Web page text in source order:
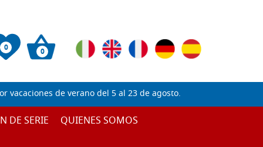
0 0
vacaciones de verano del 5 al 23 de agosto.
DE SERIE QUIENES SOMOS